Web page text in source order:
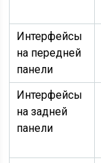
Интерфейсы
на передней
панели
Интерфейсы
на задней
панели